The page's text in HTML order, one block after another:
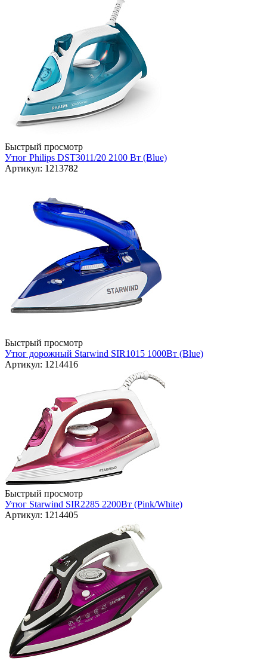
Быстрый просмотр
Утюг Philips DST3011/20 2100 Вт (Blue)
Артикул: 1213782
Быстрый просмотр
Утюг дорожный Starwind SIR1015 1000Вт (Blue)
Артикул: 1214416
Быстрый просмотр
Утюг Starwind SIR2285 2200Вт (Pink/White)
Артикул: 1214405